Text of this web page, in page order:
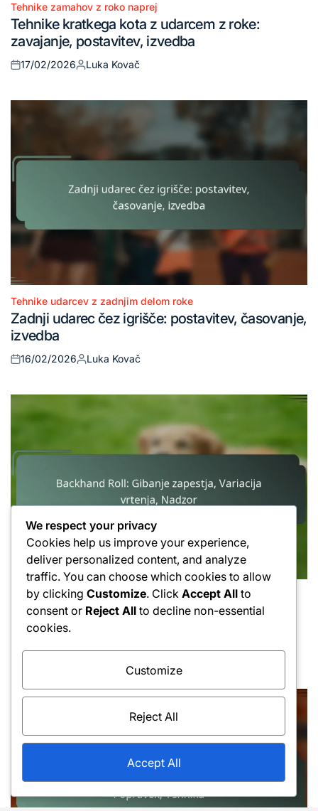
Posted
in
Tehnike zamahov z roko naprej
Tehnike kratkega kota z udarcem z roke:
zavajanje, postavitev, izvedba
Posted
17/02/2026
Posted
Luka Kovač
Posted
in
Tehnike udarcev z zadnjim delom roke
Zadnji udarec čez igrišče: postavitev, časovanje,
izvedba
Posted
16/02/2026
Posted
Luka Kovač
Posted
Tehnike udarcev z zadnjim delom roke
Backhand Roll: Gibanje zapestja, Variacija
vrtenja, Nadzor
16/02/2026 Luka Kovač
We respect your privacy
Cookies help us improve your experience,
deliver personalized content, and analyze
traffic. You can choose which cookies to allow
by clicking Customize. Click Accept All to
consent or Reject All to decline non-essential
cookies.
Customize
Reject All
Accept All